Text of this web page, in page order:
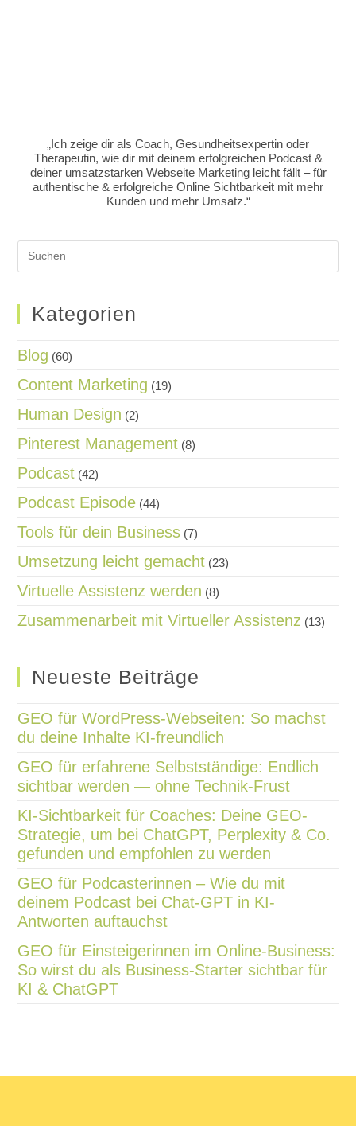
„Ich zeige dir als Coach, Gesundheitsexpertin oder
Therapeutin, wie dir mit deinem erfolgreichen Podcast &
deiner umsatzstarken Webseite Marketing leicht fällt – für
authentische & erfolgreiche Online Sichtbarkeit mit mehr
Kunden und mehr Umsatz.“
Kategorien
Blog (60)
Content Marketing (19)
Human Design (2)
Pinterest Management (8)
Podcast (42)
Podcast Episode (44)
Tools für dein Business (7)
Umsetzung leicht gemacht (23)
Virtuelle Assistenz werden (8)
Zusammenarbeit mit Virtueller Assistenz (13)
Neueste Beiträge
GEO für WordPress-Webseiten: So machst
du deine Inhalte KI-freundlich
GEO für erfahrene Selbstständige: Endlich
sichtbar werden — ohne Technik-Frust
KI-Sichtbarkeit für Coaches: Deine GEO-
Strategie, um bei ChatGPT, Perplexity & Co.
gefunden und empfohlen zu werden
GEO für Podcasterinnen – Wie du mit
deinem Podcast bei Chat-GPT in KI-
Antworten auftauchst
GEO für Einsteigerinnen im Online-Business:
So wirst du als Business-Starter sichtbar für
KI & ChatGPT